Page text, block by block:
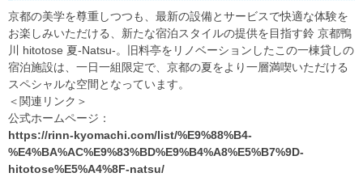
京都の美学を尊重しつつも、最新の設備とサービスで快適な体験を
お楽しみいただける、新たな宿泊スタイルの提供を目指す鈴 京都鴨
川 hitotose 夏-Natsu-。旧料亭をリノベーションしたこの一棟貸しの
宿泊施設は、一日一組限定で、京都の夏をより一層満喫いただける
スペシャルな空間となっています。
＜関連リンク＞
公式ホームページ：
https://rinn-kyomachi.com/list/%E9%88%B4-
%E4%BA%AC%E9%83%BD%E9%B4%A8%E5%B7%9D-
hitotose%E5%A4%8F-natsu/